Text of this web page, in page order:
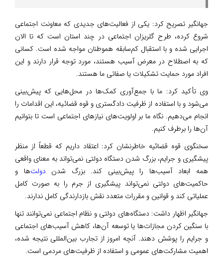
جهانگیر تصریح کرد: یکی از فعالیت‌های جدیدی که معاونت اجتماعی
شروع کرده، طرح گلریزان اجتماعی در چند استان است که تا الان
اجرایی شده و با استقبال کم‌سابقه هموطنان مواجه شده است. کسانی
که به اصطلاح در معرض آسیب هستند، مورد توجه قرار دارند و این
افراد مورد حمایت تشکیلات یا صفاتی ما هستند.
وی تأکید کرد: ما با جمع‌آوری کمک‌ها در محل‌هایی که پیش‌بینی
می‌شود و با استفاده از ظرفیت دادگستری و قوه قضائیه، این اقدامات را
انجام می‌دهیم. نگاه ما بر اولویت‌های نیازهای اجتماعی است تا بتوانیم
آن‌ها را برطرف کنیم.
سخنگوی قوه قضائیه خاطرنشان کرد: اعتقاد داریم که قطعاً از منظر
پیشگیری و جرایم، بزرگ شدن دستگاه دولتی نمی‌تواند به معنای واقعی
همه ابعاد آسیب‌ها را پیش‌بینی کند. بزرگ شدندولت‌ها و
حاکمیت‌های دولتی نمی‌تواند پیشگیری از جرم را به صورت کامل
عملیاتی کند و قوانین و مقررات متعدد نقش بازدارندگی کامل ندارند.
جهانگیر اظهار داشت: دستگاه‌های دولتی و نظام اجتماعی نمی‌توانند تنها
با سنگین کردن مجازات‌ها یا توسعه آن‌ها، کاهش آسیب‌های اجتماعی
و جرایم را پوشش دهند. آنچه امروز از تجارب بین‌المللی نتیجه شده،
اهمیت مشارکت‌های عمومی و استفاده از ظرفیت‌های مردمی است.